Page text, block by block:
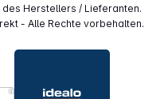
Herstellers / Lieferanten.
- Alle Rechte vorbehalten.